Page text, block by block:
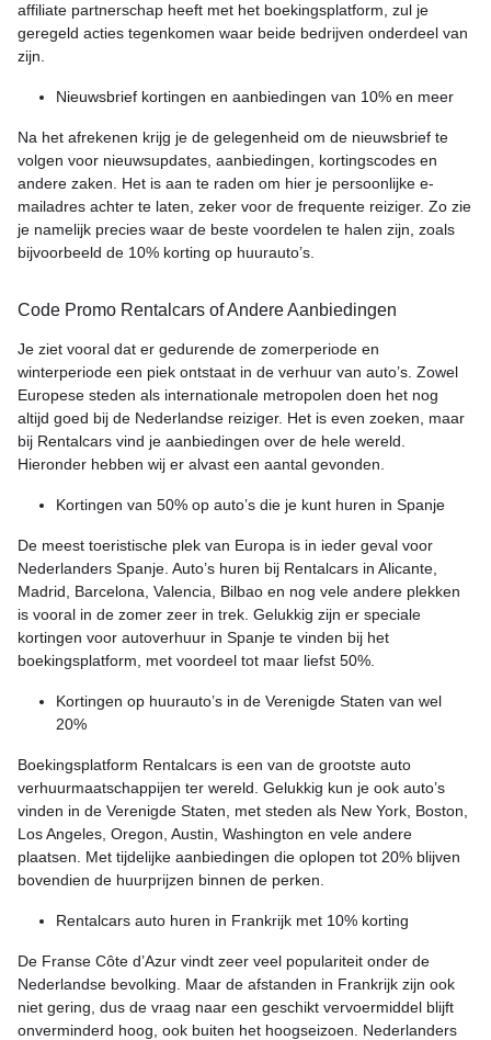
affiliate partnerschap heeft met het boekingsplatform, zul je
geregeld acties tegenkomen waar beide bedrijven onderdeel van
zijn.
Nieuwsbrief kortingen en aanbiedingen van 10% en meer
Na het afrekenen krijg je de gelegenheid om de nieuwsbrief te
volgen voor nieuwsupdates, aanbiedingen, kortingscodes en
andere zaken. Het is aan te raden om hier je persoonlijke e-
mailadres achter te laten, zeker voor de frequente reiziger. Zo zie
je namelijk precies waar de beste voordelen te halen zijn, zoals
bijvoorbeeld de 10% korting op huurauto’s.
Code Promo Rentalcars of Andere Aanbiedingen
Je ziet vooral dat er gedurende de zomerperiode en
winterperiode een piek ontstaat in de verhuur van auto’s. Zowel
Europese steden als internationale metropolen doen het nog
altijd goed bij de Nederlandse reiziger. Het is even zoeken, maar
bij Rentalcars vind je aanbiedingen over de hele wereld.
Hieronder hebben wij er alvast een aantal gevonden.
Kortingen van 50% op auto’s die je kunt huren in Spanje
De meest toeristische plek van Europa is in ieder geval voor
Nederlanders Spanje. Auto’s huren bij Rentalcars in Alicante,
Madrid, Barcelona, Valencia, Bilbao en nog vele andere plekken
is vooral in de zomer zeer in trek. Gelukkig zijn er speciale
kortingen voor autoverhuur in Spanje te vinden bij het
boekingsplatform, met voordeel tot maar liefst 50%.
Kortingen op huurauto’s in de Verenigde Staten van wel
20%
Boekingsplatform Rentalcars is een van de grootste auto
verhuurmaatschappijen ter wereld. Gelukkig kun je ook auto’s
vinden in de Verenigde Staten, met steden als New York, Boston,
Los Angeles, Oregon, Austin, Washington en vele andere
plaatsen. Met tijdelijke aanbiedingen die oplopen tot 20% blijven
bovendien de huurprijzen binnen de perken.
Rentalcars auto huren in Frankrijk met 10% korting
De Franse Côte d’Azur vindt zeer veel populariteit onder de
Nederlandse bevolking. Maar de afstanden in Frankrijk zijn ook
niet gering, dus de vraag naar een geschikt vervoermiddel blijft
onverminderd hoog, ook buiten het hoogseizoen. Nederlanders